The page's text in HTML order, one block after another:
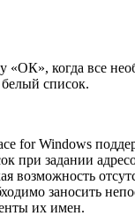
когда все
список.
for Windows
при задании
возможность
заносить
их имен.